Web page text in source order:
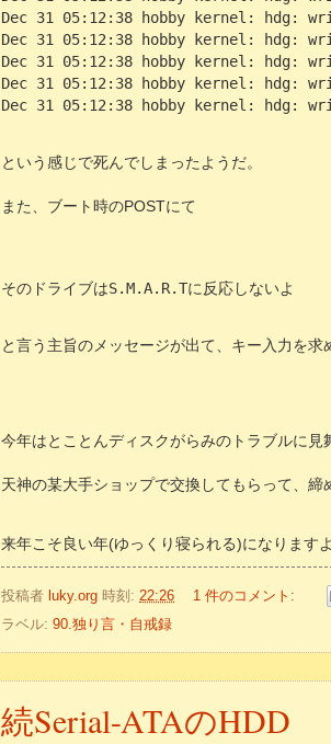
Dec 31 05:12:38 hobby kernel: hdg:
Dec 31 05:12:38 hobby kernel: hdg:
Dec 31 05:12:38 hobby kernel: hdg:
Dec 31 05:12:38 hobby kernel: hdg:
Dec 31 05:12:38 hobby kernel: hdg:
という感じで死んでしまったようだ。
また、ブート時のPOSTにて
そのドライブはS.M.A.R.Tに反応しないよ
と言う主旨のメッセージが出て、キー入力を求
今年はとことんディスクがらみのトラブルに見
天神の某大手ショップで交換してもらって、締
来年こそ良い年(ゆっくり寝られる)になりますよ
投稿者 luky.org 時刻: 22:26
1 件のコメント:
ラベル: 90.独り言・自戒録
続Serial-ATAのHDD